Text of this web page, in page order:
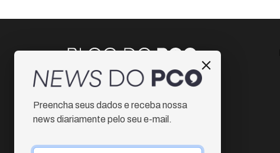
Instagram
Facebook
Preencha seus dados e receba nossa
news diariamente pelo seu e-mail.